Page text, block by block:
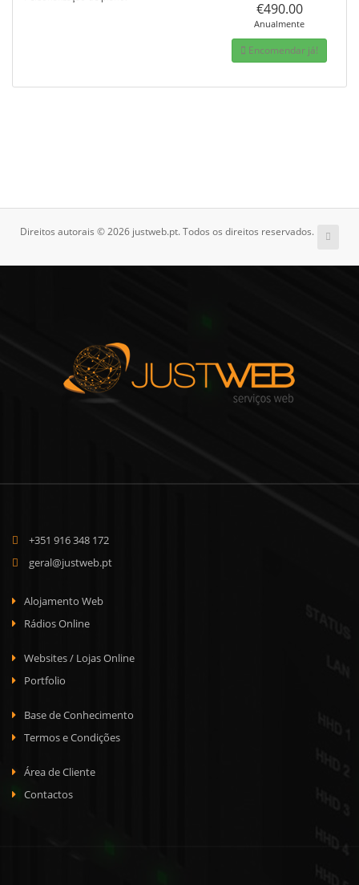
€490.00
Anualmente
Encomendar já!
Direitos autorais © 2026 justweb.pt. Todos os direitos reservados.
+351 916 348 172
geral@justweb.pt
Alojamento Web
Rádios Online
Websites / Lojas Online
Portfolio
Base de Conhecimento
Termos e Condições
Área de Cliente
Contactos